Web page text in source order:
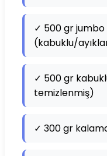
✓ 500 gr
(kabuklu/
✓ 500 gr
temizlenmiş)
✓ 300 gr